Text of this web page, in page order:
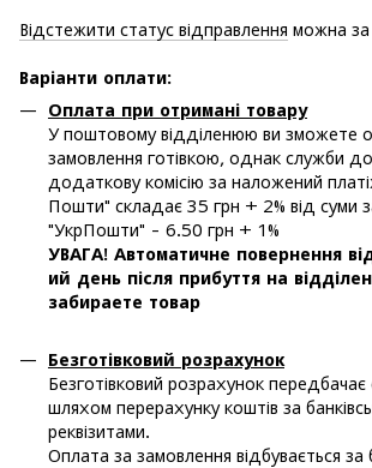
Відстежити статус відправлення можна
Варіанти оплати:
Оплата при отримані товару
У поштовому відділенюю ви зможете
замовлення готівкою, однак служби
додаткову комісію за наложений
Пошти" складає 35 грн + 2% від суми
"УкрПошти" - 6.50 грн + 1%
УВАГА! Автоматичне повернення
ий день після прибуття на
забираете товар
Безготівковий розрахунок
Безготівковий розрахунок
шляхом перерахунку коштів за
реквізитами.
Оплата за замовлення відбувається за